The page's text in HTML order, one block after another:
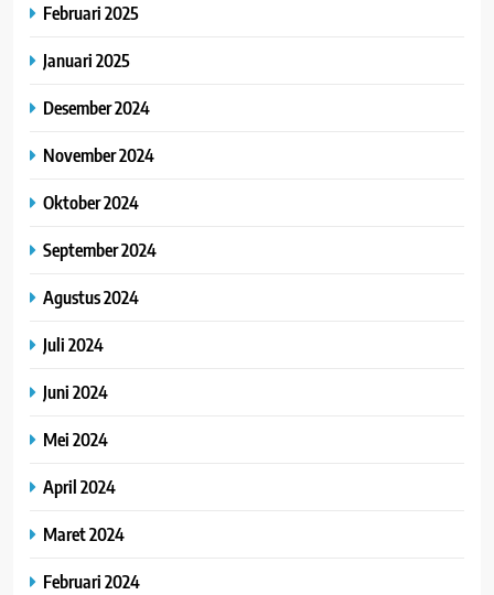
Februari 2025
Januari 2025
Desember 2024
November 2024
Oktober 2024
September 2024
Agustus 2024
Juli 2024
Juni 2024
Mei 2024
April 2024
Maret 2024
Februari 2024